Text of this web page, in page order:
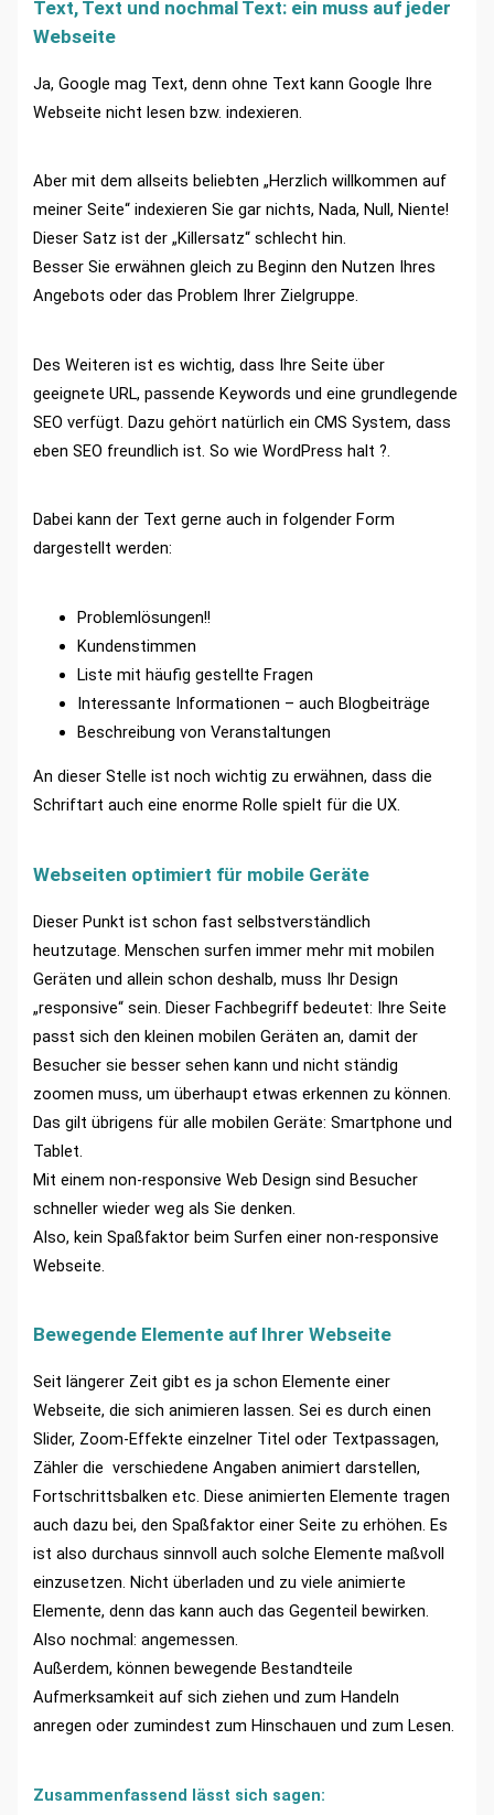
Text, Text und nochmal Text: ein muss auf jeder
Webseite
Ja, Google mag Text, denn ohne Text kann Google Ihre
Webseite nicht lesen bzw. indexieren.
Aber mit dem allseits beliebten „Herzlich willkommen auf
meiner Seite“ indexieren Sie gar nichts, Nada, Null, Niente!
Dieser Satz ist der „Killersatz“ schlecht hin.
Besser Sie erwähnen gleich zu Beginn den Nutzen Ihres
Angebots oder das Problem Ihrer Zielgruppe.
Des Weiteren ist es wichtig, dass Ihre Seite über
geeignete URL, passende Keywords und eine grundlegende
SEO verfügt. Dazu gehört natürlich ein CMS System, dass
eben SEO freundlich ist. So wie WordPress halt ?.
Dabei kann der Text gerne auch in folgender Form
dargestellt werden:
Problemlösungen!!
Kundenstimmen
Liste mit häufig gestellte Fragen
Interessante Informationen – auch Blogbeiträge
Beschreibung von Veranstaltungen
An dieser Stelle ist noch wichtig zu erwähnen, dass die
Schriftart auch eine enorme Rolle spielt für die UX.
Webseiten optimiert für mobile Geräte
Dieser Punkt ist schon fast selbstverständlich
heutzutage. Menschen surfen immer mehr mit mobilen
Geräten und allein schon deshalb, muss Ihr Design
„responsive“ sein. Dieser Fachbegriff bedeutet: Ihre Seite
passt sich den kleinen mobilen Geräten an, damit der
Besucher sie besser sehen kann und nicht ständig
zoomen muss, um überhaupt etwas erkennen zu können.
Das gilt übrigens für alle mobilen Geräte: Smartphone und
Tablet.
Mit einem non-responsive Web Design sind Besucher
schneller wieder weg als Sie denken.
Also, kein Spaßfaktor beim Surfen einer non-responsive
Webseite.
Bewegende Elemente auf Ihrer Webseite
Seit längerer Zeit gibt es ja schon Elemente einer
Webseite, die sich animieren lassen. Sei es durch einen
Slider, Zoom-Effekte einzelner Titel oder Textpassagen,
Zähler die verschiedene Angaben animiert darstellen,
Fortschrittsbalken etc. Diese animierten Elemente tragen
auch dazu bei, den Spaßfaktor einer Seite zu erhöhen. Es
ist also durchaus sinnvoll auch solche Elemente maßvoll
einzusetzen. Nicht überladen und zu viele animierte
Elemente, denn das kann auch das Gegenteil bewirken.
Also nochmal: angemessen.
Außerdem, können bewegende Bestandteile
Aufmerksamkeit auf sich ziehen und zum Handeln
anregen oder zumindest zum Hinschauen und zum Lesen.
Zusammenfassend lässt sich sagen: